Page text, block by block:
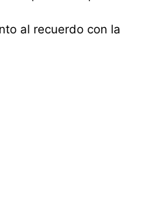
al recuerdo con la